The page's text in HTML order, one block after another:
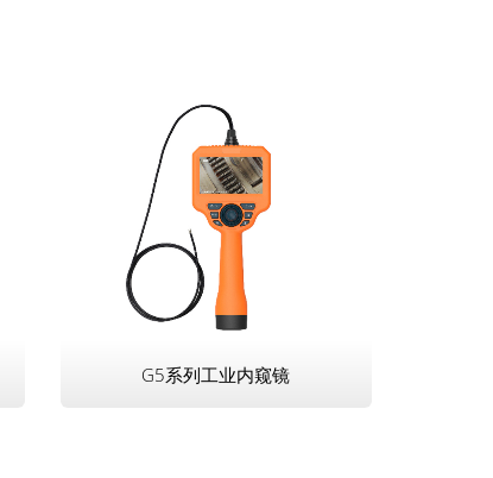
G5系列工业内窥镜